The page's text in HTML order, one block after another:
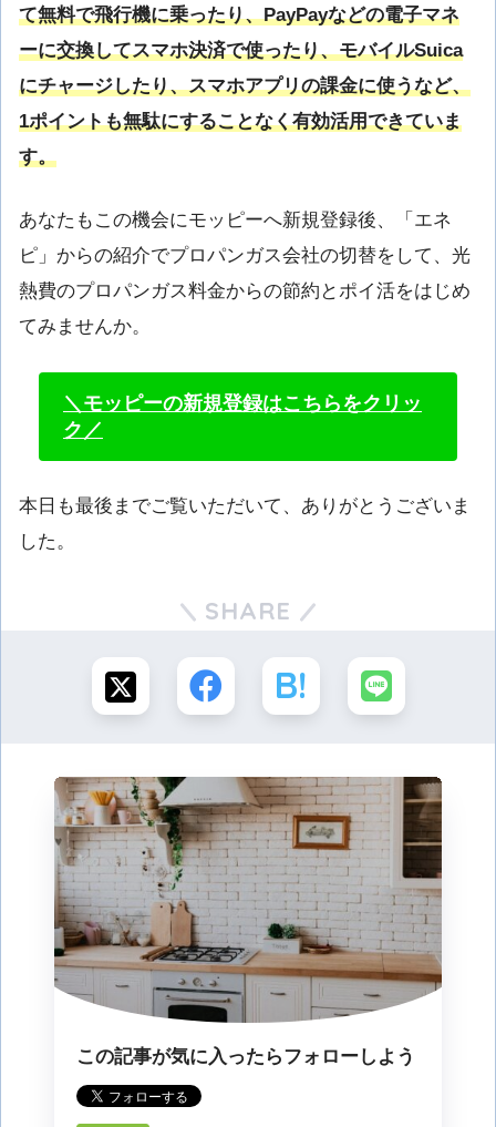
て無料で飛行機に乗ったり、PayPayなどの電子マネ
ーに交換してスマホ決済で使ったり、モバイルSuica
にチャージしたり、スマホアプリの課金に使うなど、
1ポイントも無駄にすることなく有効活用できていま
す。
あなたもこの機会にモッピーへ新規登録後、「エネ
ピ」からの紹介でプロパンガス会社の切替をして、光
熱費のプロパンガス料金からの節約とポイ活をはじめ
てみませんか。
＼モッピーの新規登録はこちらをクリッ
ク／
本日も最後までご覧いただいて、ありがとうございま
した。
SHARE
この記事が気に入ったらフォローしよう